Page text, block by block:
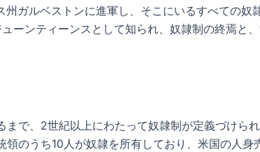
ガルベストンに進軍し、そこにいるすべての奴
ーンティーンスとして知られ、奴隷制の終焉と
で、2世紀以上にわたって奴隷制が定義づけら
のうち10人が奴隷を所有しており、米国の人身